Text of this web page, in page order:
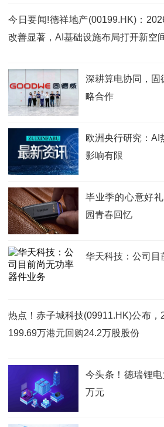
今日要闻!德祥地产(00199.HK)：
改善显著，AI基础设施布局打开新空
深耕算电协同，固
略合作
欧洲央行研究：AI
影响有限
毕业季的心意好
园青春回忆
华天科技：公司目
热点！赤子城科技(09911.HK)公布
199.69万港元回购24.2万股股份
今头条！德瑞锂
万元